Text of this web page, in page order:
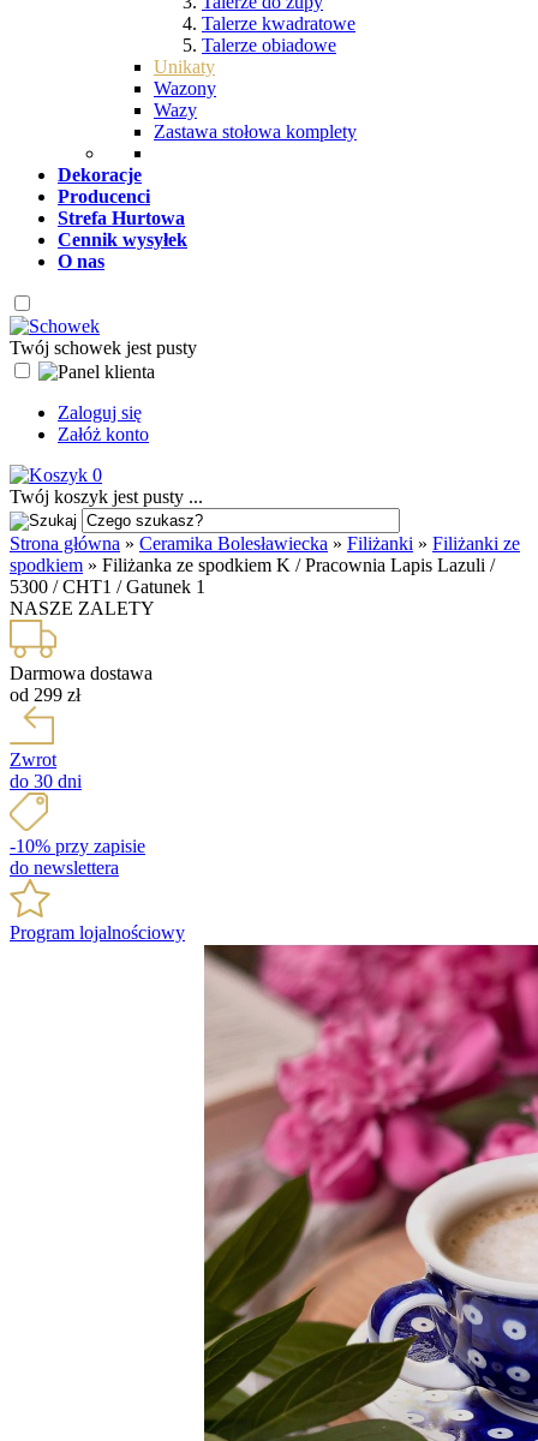
Talerze kwadratowe
Talerze obiadowe
Unikaty
Wazony
Wazy
Zastawa stołowa komplety
Dekoracje
Producenci
Strefa Hurtowa
Cennik wysyłek
O nas
Twój schowek jest pusty
Zaloguj się
Załóż konto
0
Twój koszyk jest pusty ...
Strona główna » Ceramika Bolesławiecka » Filiżanki » Filiżanki ze
spodkiem » Filiżanka ze spodkiem K / Pracownia Lapis Lazuli /
5300 / CHT1 / Gatunek 1
NASZE ZALETY
Darmowa dostawa
od 299 zł
Zwrot
do 30 dni
-10% przy zapisie
do newslettera
Program lojalnościowy